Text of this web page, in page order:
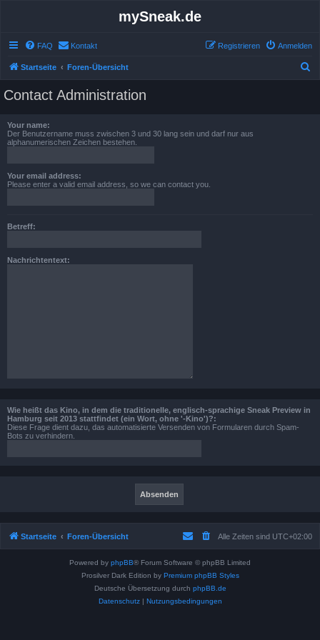
mySneak.de
FAQ Kontakt Anmelden
Registrieren
Startseite Foren-Übersicht
Contact Administration
Your name:
Der Benutzername muss zwischen 3 und 30 lang sein und darf nur aus
alphanumerischen Zeichen bestehen.
Your email address:
Please enter a valid email address, so we can contact you.
Betreff:
Nachrichtentext:
Wie heißt das Kino, in dem die traditionelle, englisch-sprachige Sneak Preview in
Hamburg seit 2013 stattfindet (ein Wort, ohne '-Kino')?:
Diese Frage dient dazu, das automatisierte Versenden von Formularen durch Spam-
Bots zu verhindern.
Startseite Foren-Übersicht Alle Zeiten sind UTC+02:00
Powered by phpBB® Forum Software © phpBB Limited
Prosilver Dark Edition by Premium phpBB Styles
Deutsche Übersetzung durch phpBB.de
Datenschutz| Nutzungsbedingungen